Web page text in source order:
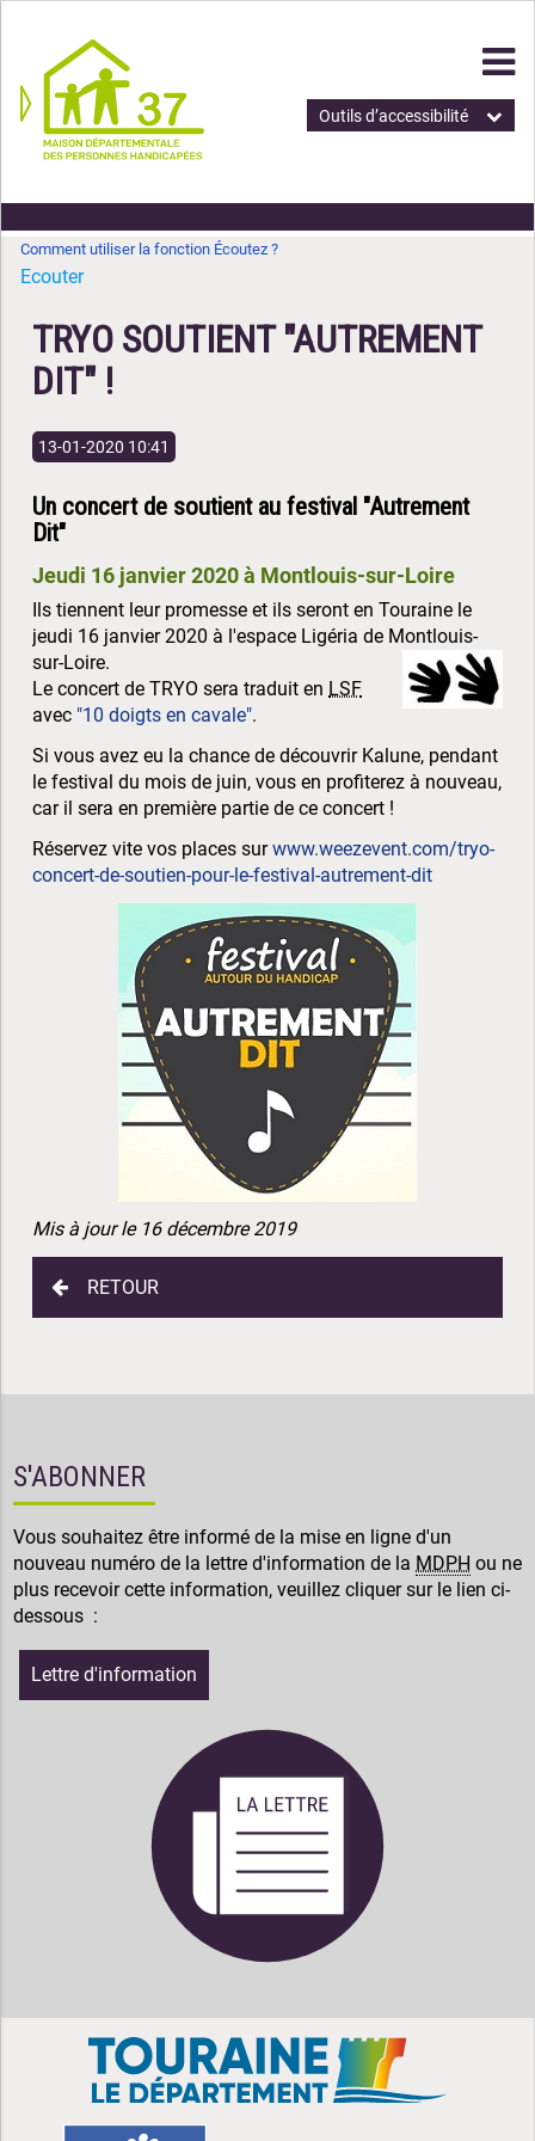
Outils d’accessibilité
Comment utiliser la fonction Écoutez ?
Ecouter
TRYO SOUTIENT "AUTREMENT
DIT" !
13-01-2020 10:41
Un concert de soutient au festival "Autrement
Dit"
Jeudi 16 janvier 2020 à Montlouis-sur-Loire
Ils tiennent leur promesse et ils seront en Touraine le
jeudi 16 janvier 2020 à l'espace Ligéria de Montlouis-
sur-Loire.
Le concert de TRYO sera traduit en LSF
avec "10 doigts en cavale".
Si vous avez eu la chance de découvrir Kalune, pendant
le festival du mois de juin, vous en profiterez à nouveau,
car il sera en première partie de ce concert !
Réservez vite vos places surwww.weezevent.com/tryo-
concert-de-soutien-pour-le-festival-autrement-dit
Mis à jour le 16 décembre 2019
RETOUR
S'ABONNER
Vous souhaitez être informé de la mise en ligne d'un
nouveau numéro de la lettre d'information de la MDPH ou ne
plus recevoir cette information, veuillez cliquer sur le lien ci-
dessous :
Lettre d'information